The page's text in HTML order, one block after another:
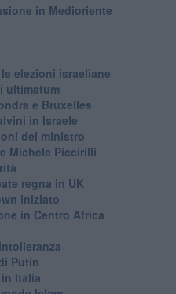
in Medioriente
elezioni israeliane
ultimatum
e Bruxelles
in Israele
del ministro
Michele Piccirilli
regna in UK
iniziato
in Centro Africa
Putin
Italia